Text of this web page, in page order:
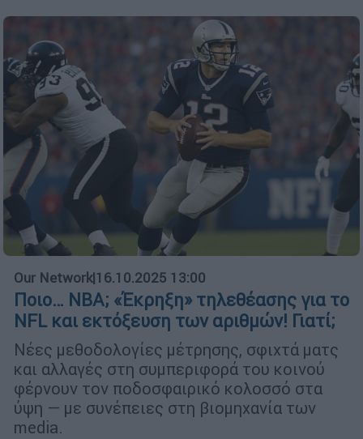
Our Network|16.10.2025 13:00
Ποιο… ΝΒΑ; «Έκρηξη» τηλεθέασης για το
NFL και εκτόξευση των αριθμών! Γιατί;
Νέες μεθοδολογίες μέτρησης, σφιχτά ματς
και αλλαγές στη συμπεριφορά του κοινού
φέρνουν τον ποδοσφαιρικό κολοσσό στα
ύψη — με συνέπειες στη βιομηχανία των
media.